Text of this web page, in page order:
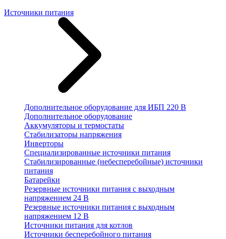
Источники питания
Дополнительное оборудование для ИБП 220 В
Дополнительное оборудование
Аккумуляторы и термостаты
Стабилизаторы напряжения
Инверторы
Специализированные источники питания
Стабилизированные (небесперебойные) источники
питания
Батарейки
Резервные источники питания с выходным
напряжением 24 В
Резервные источники питания с выходным
напряжением 12 В
Источники питания для котлов
Источники бесперебойного питания